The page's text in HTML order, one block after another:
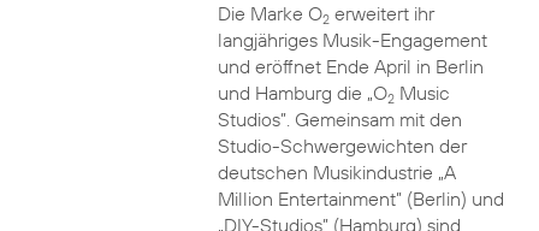
Die Marke O2erweitert ihr
langjähriges Musik-Engagement
und eröffnet Ende April in Berlin
und Hamburg die „O2Music
Studios”. Gemeinsam mit den
Studio-Schwergewichten der
deutschen Musikindustrie „A
Million Entertainment” (Berlin) und
„DIY-Studios” (Hamburg) sind